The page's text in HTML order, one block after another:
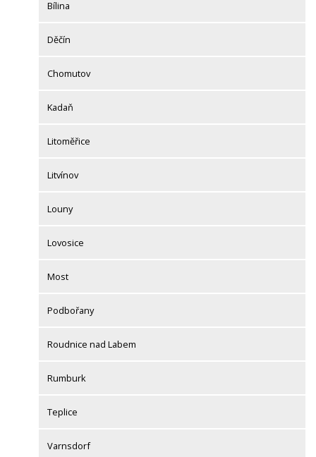
Bílina
Děčín
Chomutov
Kadaň
Litoměřice
Litvínov
Louny
Lovosice
Most
Podbořany
Roudnice nad Labem
Rumburk
Teplice
Varnsdorf